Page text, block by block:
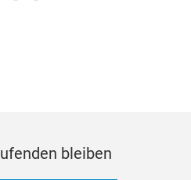
bleiben